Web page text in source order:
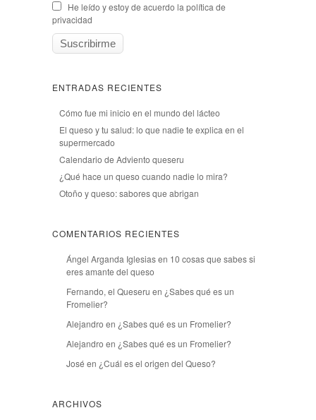
He leído y estoy de acuerdo la política de
privacidad
ENTRADAS RECIENTES
Cómo fue mi inicio en el mundo del lácteo
El queso y tu salud: lo que nadie te explica en el
supermercado
Calendario de Adviento queseru
¿Qué hace un queso cuando nadie lo mira?
Otoño y queso: sabores que abrigan
COMENTARIOS RECIENTES
Ángel Arganda Iglesiasen 10 cosas que sabes si
eres amante del queso
Fernando, el Queseru en ¿Sabes qué es un
Fromelier?
Alejandro en ¿Sabes qué es un Fromelier?
Alejandro en ¿Sabes qué es un Fromelier?
José en ¿Cuál es el origen del Queso?
ARCHIVOS